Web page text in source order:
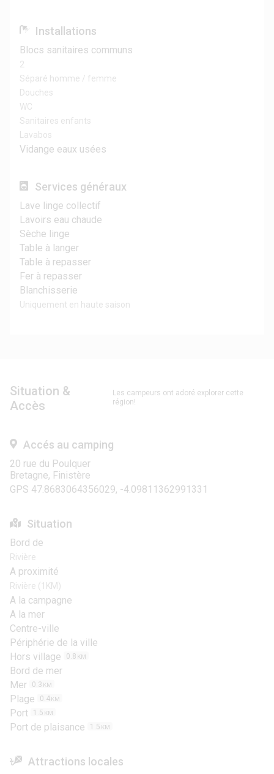
Installations
Blocs sanitaires communs
2
Séparé homme / femme
Douches
WC
Sanitaires enfants
Lavabos
Vidange eaux usées
Services généraux
Lave linge collectif
Lavoirs eau chaude
Sèche linge
Table à langer
Table à repasser
Fer à repasser
Blanchisserie
Uniquement en haute saison
Situation &
Accès
Les campeurs ont adoré explorer cette
région!
Accés au camping
20 rue du Poulquer
Bretagne, Finistère
GPS 47.8683064356029, -4.09811362991331
Situation
Bord de
Rivière
A proximité
Rivière (1KM)
A la campagne
A la mer
Centre-ville
Périphérie de la ville
Hors village
0.8 KM
Bord de mer
Mer
0.3 KM
Plage 0.4 KM
Port 1.5 KM
Port de plaisance 1.5 KM
Attractions locales